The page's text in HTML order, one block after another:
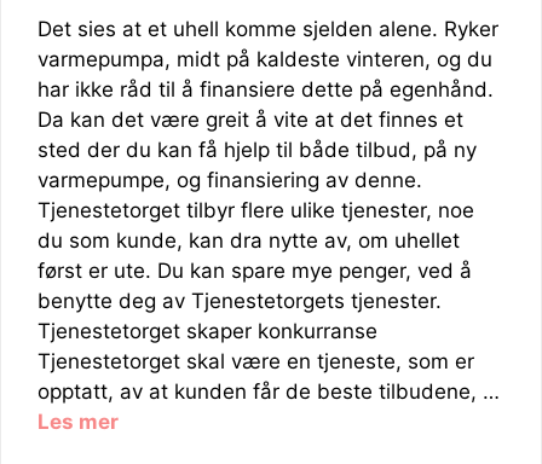
Det sies at et uhell komme sjelden alene. Ryker
varmepumpa, midt på kaldeste vinteren, og du
har ikke råd til å finansiere dette på egenhånd.
Da kan det være greit å vite at det finnes et
sted der du kan få hjelp til både tilbud, på ny
varmepumpe, og finansiering av denne.
Tjenestetorget tilbyr flere ulike tjenester, noe
du som kunde, kan dra nytte av, om uhellet
først er ute. Du kan spare mye penger, ved å
benytte deg av Tjenestetorgets tjenester.
Tjenestetorget skaper konkurranse
Tjenestetorget skal være en tjeneste, som er
opptatt, av at kunden får de beste tilbudene, …
Les mer